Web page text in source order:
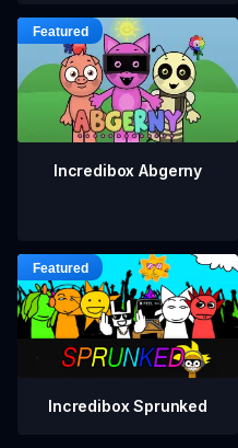
Incredibox Abgerny
Incredibox Sprunked